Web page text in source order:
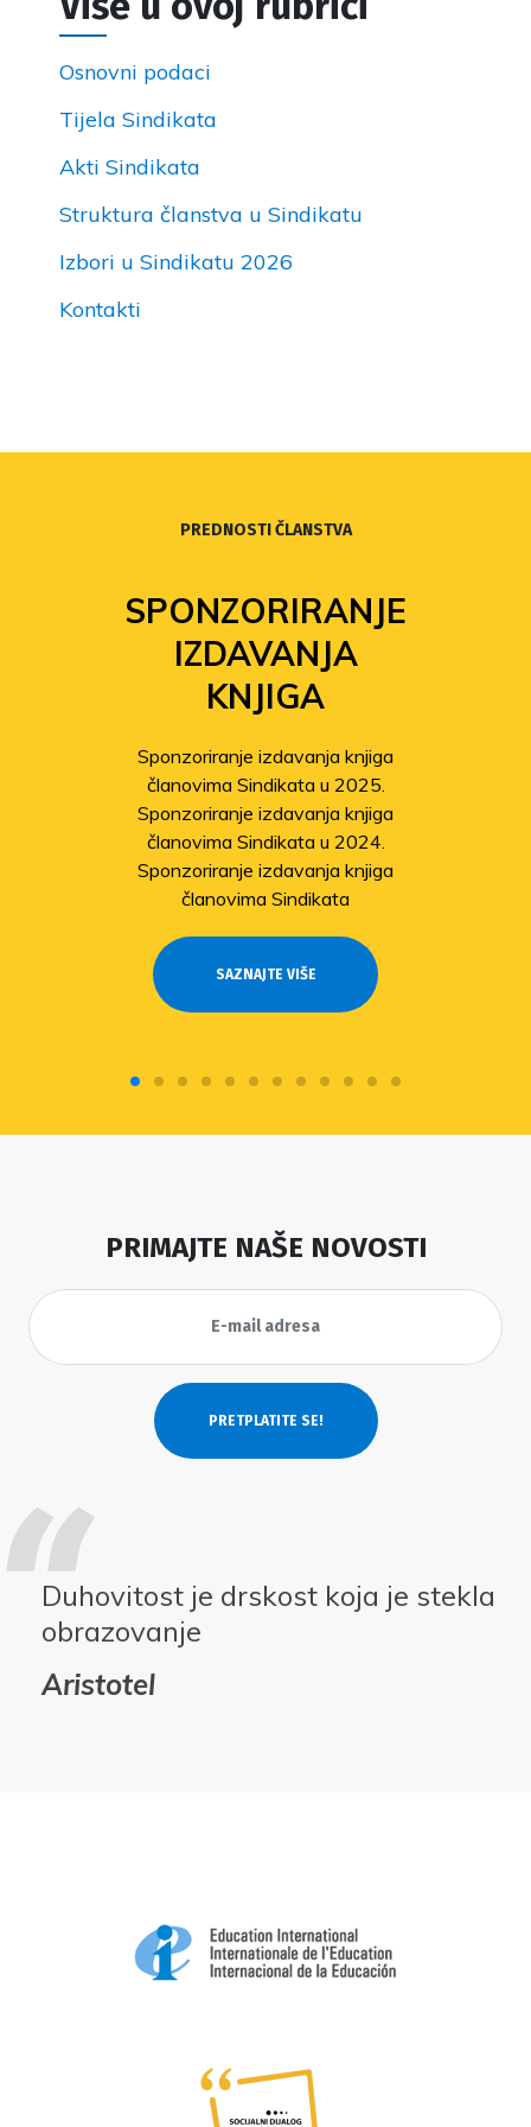
Osnovni podaci
Tijela Sindikata
Akti Sindikata
Struktura članstva u Sindikatu
Izbori u Sindikatu 2026
Kontakti
PREDNOSTI ČLANSTVA
SPONZORIRANJE
IZDAVANJA
KNJIGA
Sponzoriranje izdavanja knjiga
članovima Sindikata u 2025.
Sponzoriranje izdavanja knjiga
članovima Sindikata u 2024.
Sponzoriranje izdavanja knjiga
članovima Sindikata
SAZNAJTE VIŠE
PRIMAJTE NAŠE NOVOSTI
Duhovitost je drskost koja je stekla
obrazovanje
Aristotel